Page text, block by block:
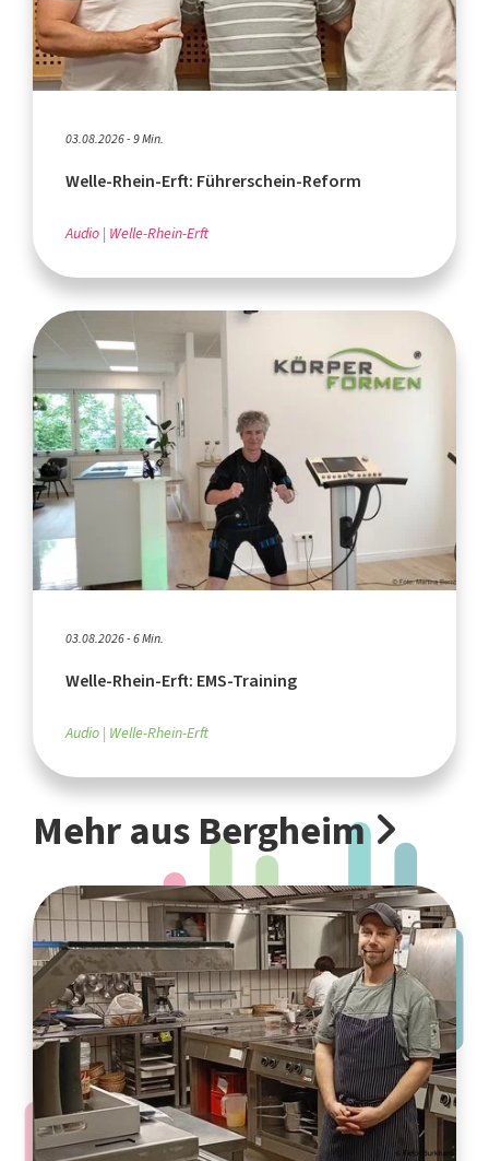
03.08.2026 - 9 Min.
Welle-Rhein-Erft: Führerschein-Reform
Audio Welle-Rhein-Erft
03.08.2026 - 6 Min.
Welle-Rhein-Erft: EMS-Training
Audio Welle-Rhein-Erft
Mehr aus Bergheim